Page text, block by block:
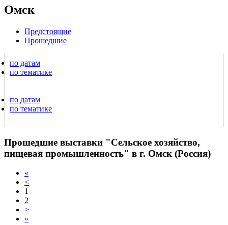
Омск
Предстоящие
Прошедшие
по датам
по тематике
по датам
по тематике
Прошедшие выставки "Сельское хозяйство,
пищевая промышленность" в г. Омск (Россия)
«
<
1
2
>
»